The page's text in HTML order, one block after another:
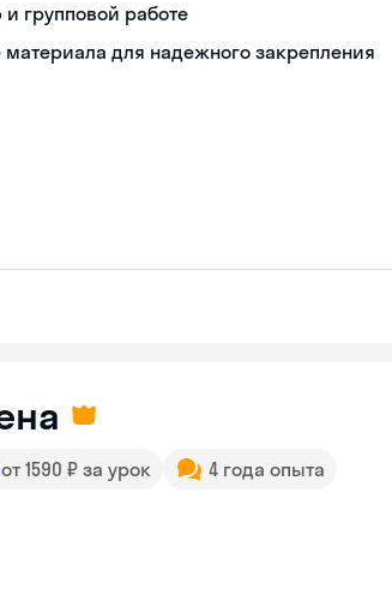
групповой работе
для надежного закрепления
от 1590 ₽ за урок 4 года опыта